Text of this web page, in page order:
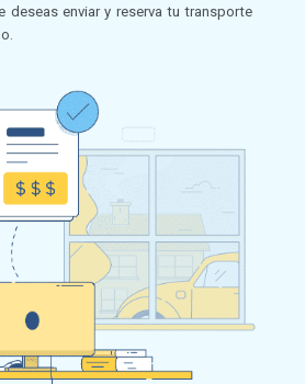
deseas enviar y reserva tu transporte